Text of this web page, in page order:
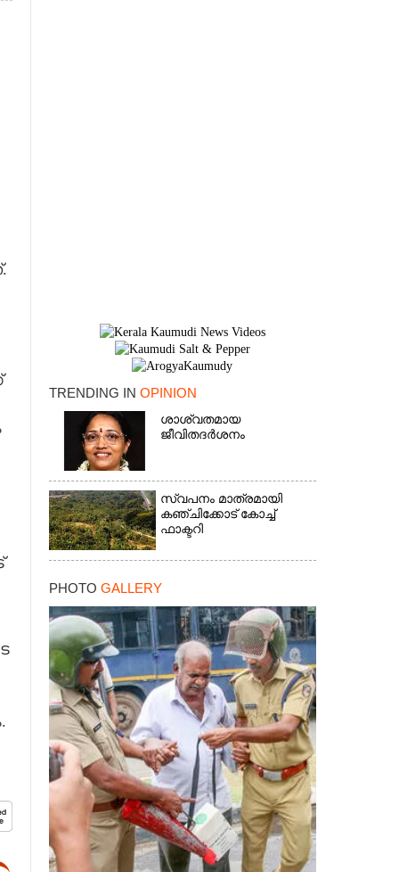
TRENDING IN OPINION
ശാശ്വതമായ
ജീവിതദർശനം
സ്വപനം മാത്രമായി
കഞ്ചിക്കോട് കോച്ച്
ഫാക്ടറി
PHOTO GALLERY